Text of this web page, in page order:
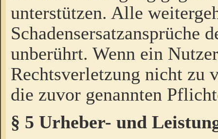
unterstützen. Alle
Schadensersatzansprüche
unberührt. Wenn ein
Rechtsverletzung nicht zu
die zuvor genannten
§ 5 Urheber- und